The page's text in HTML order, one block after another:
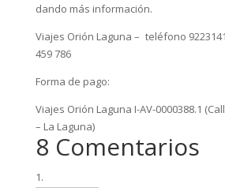
dando más información.
Viajes Orión Laguna – teléfono
459 786
Forma de pago:
Viajes Orión Laguna I-AV-0000388.1
– La Laguna)
8 Comentarios